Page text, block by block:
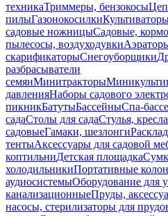
техникаТриммеры, бензокосы
пилыГазонокосилки
садовые ножницыСадовые,
пылесосы, воздуходувки
скарификаторыСнегоуборщики
разбрасыватели
семянМинитракторы
давленияНаборы садового
пикникБатутыБассейныСпа-
садаСтолы для садаСтулья,
садовыеГамаки, шезлонги
тентыАксессуары для садовой
коптильниДетская площадка
холодильникиПортативные
аудиосистемыОборудование для
канализационныеПруды,
насосы, стерилизаторы для